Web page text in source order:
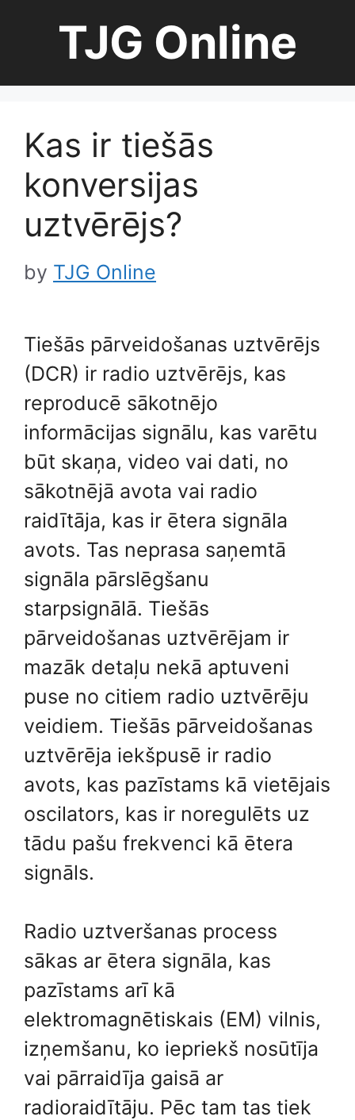
TJG Online
Kas ir tiešās
konversijas
uztvērējs?
by TJG Online
Tiešās pārveidošanas uztvērējs
(DCR) ir radio uztvērējs, kas
reproducē sākotnējo
informācijas signālu, kas varētu
būt skaņa, video vai dati, no
sākotnējā avota vai radio
raidītāja, kas ir ētera signāla
avots. Tas neprasa saņemtā
signāla pārslēgšanu
starpsignālā. Tiešās
pārveidošanas uztvērējam ir
mazāk detaļu nekā aptuveni
puse no citiem radio uztvērēju
veidiem. Tiešās pārveidošanas
uztvērēja iekšpusē ir radio
avots, kas pazīstams kā vietējais
oscilators, kas ir noregulēts uz
tādu pašu frekvenci kā ētera
signāls.
Radio uztveršanas process
sākas ar ētera signāla, kas
pazīstams arī kā
elektromagnētiskais (EM) vilnis,
izņemšanu, ko iepriekš nosūtīja
vai pārraidīja gaisā ar
radioraidītāju. Pēc tam tas tiek